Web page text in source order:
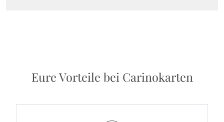
Eure Vorteile bei Carinokarten